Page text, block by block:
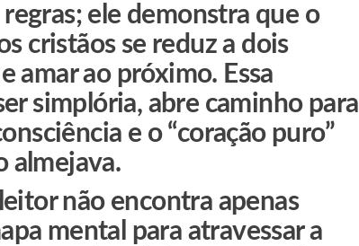
ele demonstra que o
cristãos se reduz a dois
amar ao próximo. Essa
simplória, abre caminho para
e o “coração puro”
almejava.
não encontra apenas
mental para atravessar a